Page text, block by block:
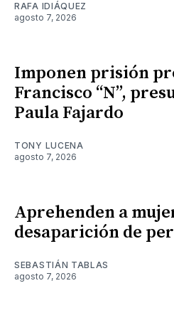
RAFA IDIÁQUEZ
agosto 7, 2026
Imponen prisión
Francisco “N”,
Paula Fajardo
TONY LUCENA
agosto 7, 2026
Aprehenden a
desaparición de
SEBASTIÁN TABLAS
agosto 7, 2026